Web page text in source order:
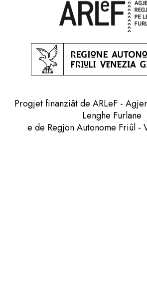
Progjet finanziât de ARLeF -
Lenghe Furlane
e de Regjon Autonome Friûl -